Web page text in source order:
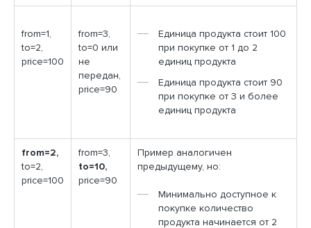
from=1,
to=2,
price=100
from=3,
to=0 или
не
передан,
price=90
Единица продукта стоит 100
при покупке от 1 до 2
единиц продукта
Единица продукта стоит 90
при покупке от 3 и более
единиц продукта
from=2,
to=2,
price=100
from=3,
to=10,
price=90
Пример аналогичен
предыдущему, но:
Минимально доступное к
покупке количество
продукта начинается от 2